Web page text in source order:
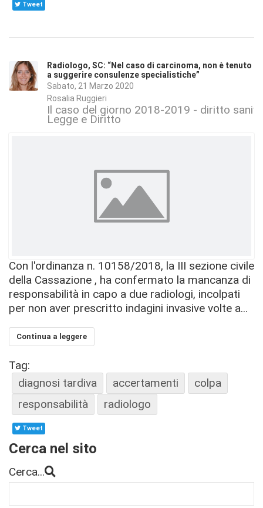
Tweet
Radiologo, SC: “Nel caso di carcinoma, non è tenuto
a suggerire consulenze specialistiche”
Sabato, 21 Marzo 2020
Rosalia Ruggieri
Il caso del giorno 2018-2019 - diritto
Legge e Diritto
Con l'ordinanza n. 10158/2018, la III sezione civile
della Cassazione , ha confermato la mancanza di
responsabilità in capo a due radiologi, incolpati
per non aver prescritto indagini invasive volte a...
Continua a leggere
Tag:
diagnosi tardiva
accertamenti
colpa
responsabilità
radiologo
Tweet
Cerca nel sito
Cerca...